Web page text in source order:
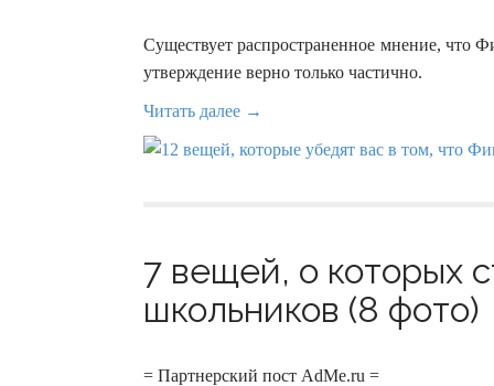
Существует распространенное мнение, что
утверждение верно только частично.
Читать далее →
7 вещей, о которых
школьников (8 фото)
= Партнерский пост AdMe.ru =